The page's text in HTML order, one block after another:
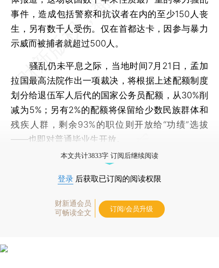
事件，造成包括警察和抗议者在内的至少150人丧
生，另有数千人受伤。仅在首都达卡，因参与暴力
示威而被捕者就超过500人。
骚乱仍未平息之际，当地时间7月21日，孟加
拉国最高法院作出一项裁决，将根据上述配额制度
划分给退伍军人后代的国家公务员配额，从30%削
减为5%；另有2%的配额将保留给少数民族群体和
残疾人群，剩余93%的职位则开放给“功绩”选拔
——也即对普通毕业生开放。
本文共计3833字 订阅后继续阅读
登录 后获取已订阅的阅读权限
财新通会员
可畅读全文
订阅/会员升级